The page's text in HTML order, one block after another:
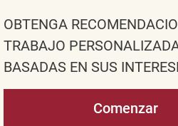
OBTENGA
TRABAJO
BASADAS EN SUS
Comenzar